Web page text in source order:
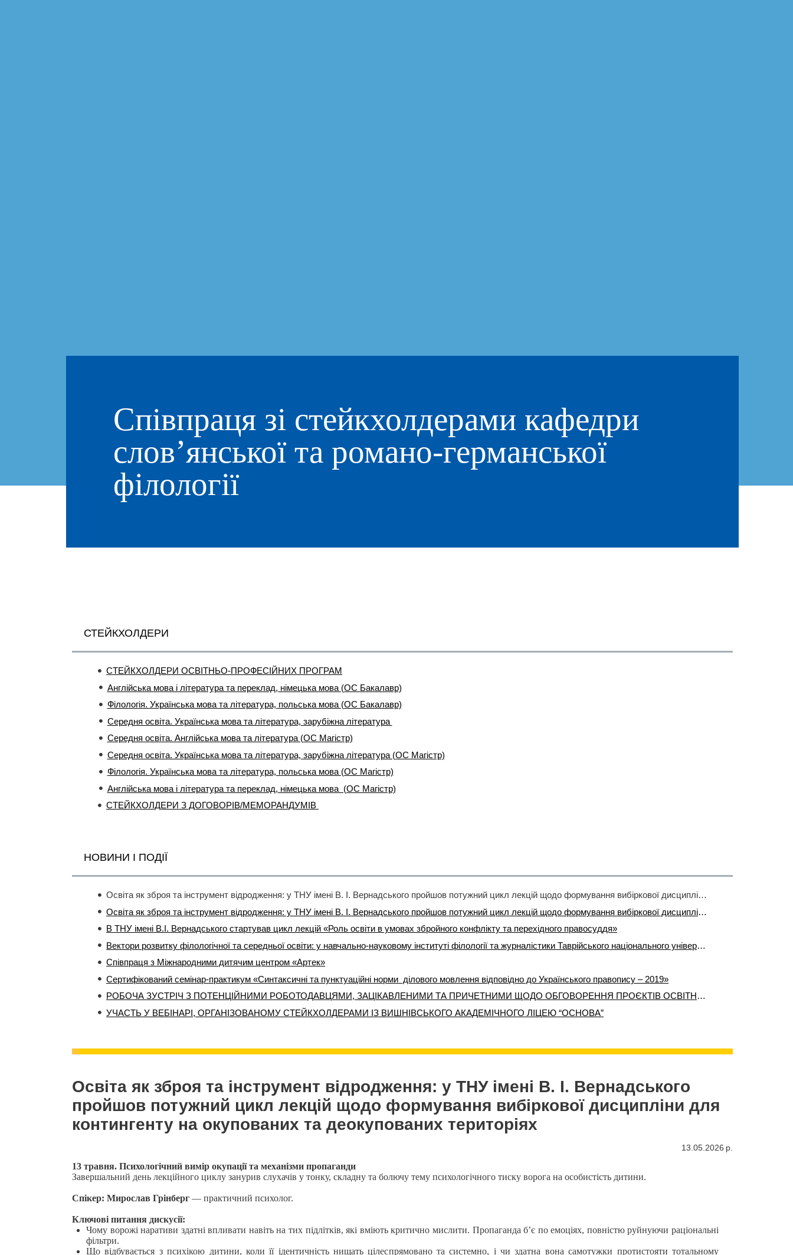
Співпраця зі стейкхолдерами кафедри
слов’янської та романо-германської
філології
СТЕЙКХОЛДЕРИ
СТЕЙКХОЛДЕРИ ОСВІТНЬО-ПРОФЕСІЙНИХ ПРОГРАМ
Англійська мова і література та переклад, німецька мова (ОС Бакалавр)
Філологія. Українська мова та література, польська мова (ОС Бакалавр)
Середня освіта. Українська мова та література, зарубіжна література
Середня освіта. Англійська мова та література (ОС Магістр)
Середня освіта. Українська мова та література, зарубіжна література (ОС Магістр)
Філологія. Українська мова та література, польська мова (ОС Магістр)
Англійська мова і література та переклад, німецька мова (ОС Магістр)
СТЕЙКХОЛДЕРИ З ДОГОВОРІВ/МЕМОРАНДУМІВ
НОВИНИ І ПОДІЇ
Освіта як зброя та інструмент відродження: у ТНУ імені В. І. Вернадського пройшов потужний цикл лекцій щодо формування вибіркової дисципліни для контингенту на окупованих та деокупованих територіях
Освіта як зброя та інструмент відродження: у ТНУ імені В. І. Вернадського пройшов потужний цикл лекцій щодо формування вибіркової дисципліни для контингенту на окупованих та деокупованих територіях
В ТНУ імені В.І. Вернадського стартував цикл лекцій «Роль освіти в умовах збройного конфлікту та перехідного правосуддя»
Вектори розвитку філологічної та середньої освіти: у навчально-науковому інституті філології та журналістики Таврійського національного університету імені В.І. Вернадського відбулася зустріч зі стейкхолдерами
Співпраця з Міжнародними дитячим центром «Артек»
Сертифікований семінар-практикум «Синтаксичні та пунктуаційні норми ділового мовлення відповідно до Українського правопису – 2019»
РОБОЧА ЗУСТРІЧ З ПОТЕНЦІЙНИМИ РОБОТОДАВЦЯМИ, ЗАЦІКАВЛЕНИМИ ТА ПРИЧЕТНИМИ ЩОДО ОБГОВОРЕННЯ ПРОЄКТІВ ОСВІТНЬО-ПРОФЕСІЙНИХ ПРОГРАМ КАФЕДРИ СЛОВ’ЯНСЬКОЇ ТА РОМАНО-ГЕРМАНСЬКОЇ ФІЛОЛОГІЇ ННІ ФІЖ ТНУ ІМЕНІ В.І. ВЕРНАДСЬКОГО
УЧАСТЬ У ВЕБІНАРІ, ОРГАНІЗОВАНОМУ СТЕЙКХОЛДЕРАМИ ІЗ ВИШНІВСЬКОГО АКАДЕМІЧНОГО ЛІЦЕЮ “ОСНОВА”
Освіта як зброя та інструмент відродження: у ТНУ імені В. І. Вернадського
пройшов потужний цикл лекцій щодо формування вибіркової дисципліни для
контингенту на окупованих та деокупованих територіях
13.05.2026 р.
13 травня. Психологічний вимір окупації та механізми пропаганди
​Завершальний день лекційного циклу занурив слухачів у тонку, складну та болючу тему психологічного тиску ворога на особистість дитини.
Спікер: Мирослав Грінберг — практичний психолог.
Ключові питання дискусії:
Чому ворожі наративи здатні впливати навіть на тих підлітків, які вміють критично мислити. Пропаганда б’є по емоціях, повністю руйнуючи раціональні
фільтри.
​Що відбувається з психікою дитини, коли її ідентичність нищать цілеспрямовано та системно, і чи здатна вона самотужки протистояти тотальному